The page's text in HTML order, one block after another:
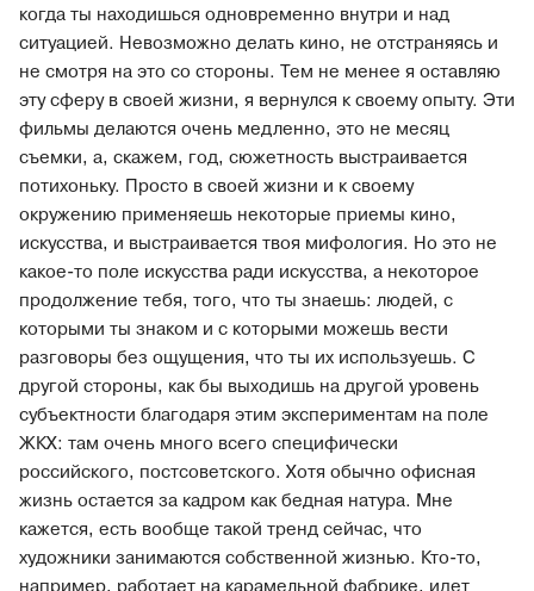
когда ты находишься одновременно внутри и над
ситуацией. Невозможно делать кино, не отстраняясь и
не смотря на это со стороны. Тем не менее я оставляю
эту сферу в своей жизни, я вернулся к своему опыту. Эти
фильмы делаются очень медленно, это не месяц
съемки, а, скажем, год, сюжетность выстраивается
потихоньку. Просто в своей жизни и к своему
окружению применяешь некоторые приемы кино,
искусства, и выстраивается твоя мифология. Но это не
какое-то поле искусства ради искусства, а некоторое
продолжение тебя, того, что ты знаешь: людей, с
которыми ты знаком и с которыми можешь вести
разговоры без ощущения, что ты их используешь. С
другой стороны, как бы выходишь на другой уровень
субъектности благодаря этим экспериментам на поле
ЖКХ: там очень много всего специфически
российского, постсоветского. Хотя обычно офисная
жизнь остается за кадром как бедная натура. Мне
кажется, есть вообще такой тренд сейчас, что
художники занимаются собственной жизнью. Кто-то,